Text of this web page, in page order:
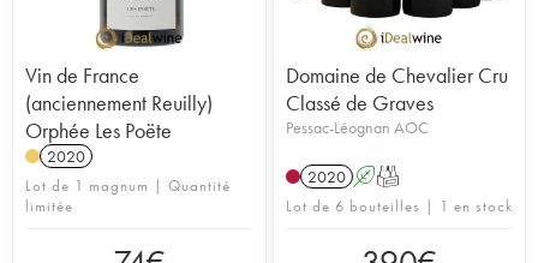
Vin de France
(anciennement Reuilly)
Orphée Les Poëte
2020
Lot de 1 magnum | Quantité
limitée
Domaine de Chevalier Cru
Classé de Graves
Pessac-Léognan AOC
2020 AT
Lot de 6 bouteilles | 1 en stock